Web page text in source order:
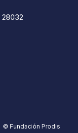
28032
© Fundación Prodis